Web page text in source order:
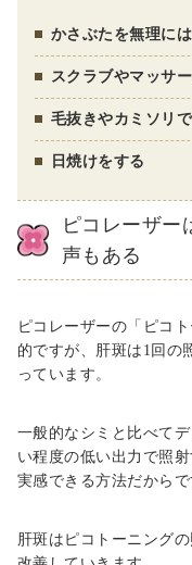
かさぶたを無理に
スクラブやマッサ
毛抜きやカミソリ
日焼けをする
ピコレーザー
声もある
ピコレーザーの「ピコ
的ですが、肝斑は1回の
っています。
一般的なシミと比べて
い程度の低い出力で照
実感できる方法だからで
肝斑はピコトーニング